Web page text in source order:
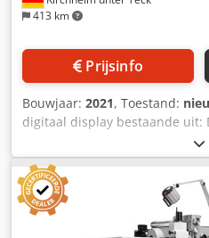
413 km
Prijsinfo
Bouwjaar: 2021, Toestand:
digitaal display bestaande uit:
schaalverdeling in Y- en Z-as.
weegschaalhouders f. HF50
display achter de machine